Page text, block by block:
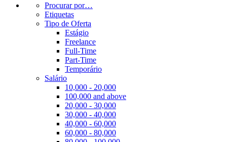
Procurar por…
Etiquetas
Tipo de Oferta
Estágio
Freelance
Full-Time
Part-Time
Temporário
Salário
10,000 - 20,000
100,000 and above
20,000 - 30,000
30,000 - 40,000
40,000 - 60,000
60,000 - 80,000